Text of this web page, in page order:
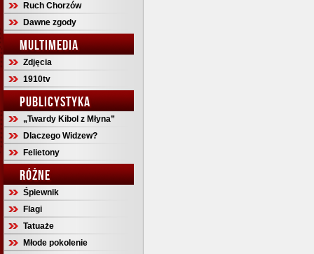
Ruch Chorzów
Dawne zgody
MULTIMEDIA
Zdjęcia
1910tv
PUBLICYSTYKA
„Twardy Kibol z Młyna”
Dlaczego Widzew?
Felietony
RÓŻNE
Śpiewnik
Flagi
Tatuaże
Młode pokolenie